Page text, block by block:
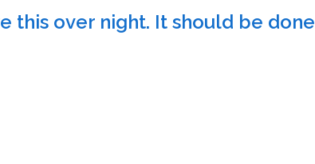
this over night. It should be done